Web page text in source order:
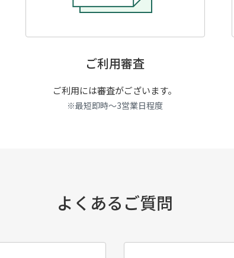
ご利用審査
ご利用には審査がございます。
※最短即時～3営業日程度
よくあるご質問